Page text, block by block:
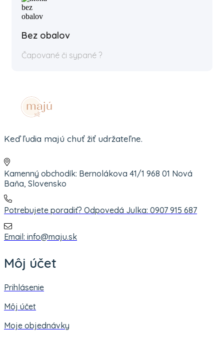
Bez obalov
Čapované či sypané ?
Keď ľudia majú chuť žiť udržateľne.
Kamenný obchodík: Bernolákova 41/1 968 01 Nová
Baňa, Slovensko
Potrebujete poradiť? Odpovedá Julka: 0907 915 687
Email: info@maju.sk
Môj účet
Prihlásenie
Môj účet
Moje objednávky